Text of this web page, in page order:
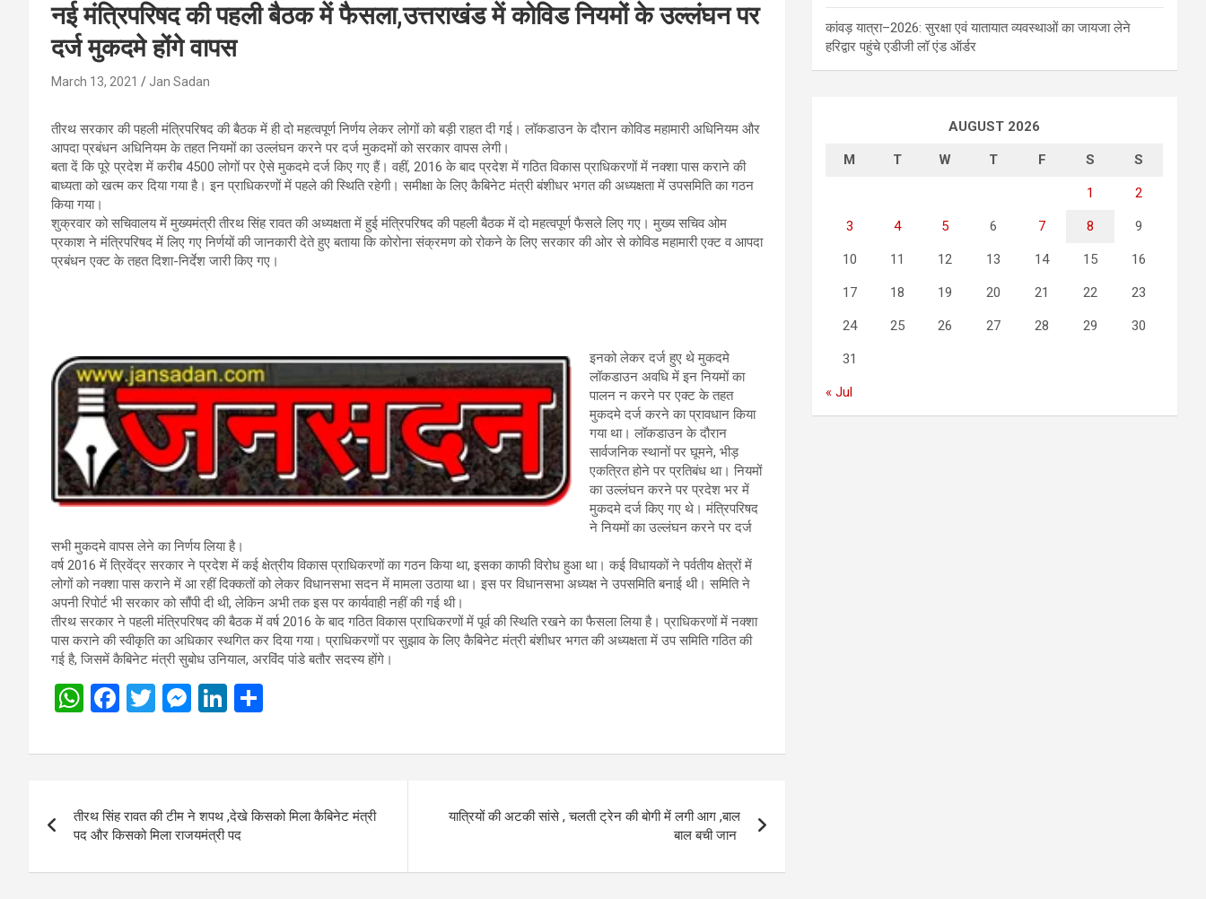
नई मंत्रिपरिषद की पहली बैठक में फैसला,उत्तराखंड में कोविड नियमों के उल्लंघन पर
दर्ज मुकदमे होंगे वापस
March 13, 2021 Jan Sadan
तीरथ सरकार की पहली मंत्रिपरिषद की बैठक में ही दो महत्वपूर्ण निर्णय लेकर लोगों को बड़ी राहत दी गई। लॉकडाउन के दौरान कोविड महामारी अधिनियम और
आपदा प्रबंधन अधिनियम के तहत नियमों का उल्लंघन करने पर दर्ज मुकदमों को सरकार वापस लेगी।
बता दें कि पूरे प्रदेश में करीब 4500 लोगों पर ऐसे मुकदमे दर्ज किए गए हैं। वहीं, 2016 के बाद प्रदेश में गठित विकास प्राधिकरणों में नक्शा पास कराने की
बाध्यता को खत्म कर दिया गया है। इन प्राधिकरणों में पहले की स्थिति रहेगी। समीक्षा के लिए कैबिनेट मंत्री बंशीधर भगत की अध्यक्षता में उपसमिति का गठन
किया गया।
शुक्रवार को सचिवालय में मुख्यमंत्री तीरथ सिंह रावत की अध्यक्षता में हुई मंत्रिपरिषद की पहली बैठक में दो महत्वपूर्ण फैसले लिए गए। मुख्य सचिव ओम
प्रकाश ने मंत्रिपरिषद में लिए गए निर्णयों की जानकारी देते हुए बताया कि कोरोना संक्रमण को रोकने के लिए सरकार की ओर से कोविड महामारी एक्ट व आपदा
प्रबंधन एक्ट के तहत दिशा-निर्देश जारी किए गए।
इनको लेकर दर्ज हुए थे मुकदमे
लॉकडाउन अवधि में इन नियमों का
पालन न करने पर एक्ट के तहत
मुकदमे दर्ज करने का प्रावधान किया
गया था। लॉकडाउन के दौरान
सार्वजनिक स्थानों पर घूमने, भीड़
एकत्रित होने पर प्रतिबंध था। नियमों
का उल्लंघन करने पर प्रदेश भर में
मुकदमे दर्ज किए गए थे। मंत्रिपरिषद
ने नियमों का उल्लंघन करने पर दर्ज
सभी मुकदमे वापस लेने का निर्णय लिया है।
वर्ष 2016 में त्रिवेंद्र सरकार ने प्रदेश में कई क्षेत्रीय विकास प्राधिकरणों का गठन किया था, इसका काफी विरोध हुआ था। कई विधायकों ने पर्वतीय क्षेत्रों में
लोगों को नक्शा पास कराने में आ रहीं दिक्कतों को लेकर विधानसभा सदन में मामला उठाया था। इस पर विधानसभा अध्यक्ष ने उपसमिति बनाई थी। समिति ने
अपनी रिपोर्ट भी सरकार को सौंपी दी थी, लेकिन अभी तक इस पर कार्यवाही नहीं की गई थी।
तीरथ सरकार ने पहली मंत्रिपरिषद की बैठक में वर्ष 2016 के बाद गठित विकास प्राधिकरणों में पूर्व की स्थिति रखने का फैसला लिया है। प्राधिकरणों में नक्शा
पास कराने की स्वीकृति का अधिकार स्थगित कर दिया गया। प्राधिकरणों पर सुझाव के लिए कैबिनेट मंत्री बंशीधर भगत की अध्यक्षता में उप समिति गठित की
गई है, जिसमें कैबिनेट मंत्री सुबोध उनियाल, अरविंद पांडे बतौर सदस्य होंगे।
W
at
A
p
p
F
ce
o
o
k
T
tt
M
se
g
er
Li
ke
n
ar
navigation
तीरथ सिंह रावत की टीम ने शपथ ,देखे किसको मिला कैबिनेट मंत्री
पद और किसको मिला राजयमंत्री पद
यात्रियों की अटकी सांसे , चलती ट्रेन की बोगी में लगी आग ,बाल
बाल बची जान
कांवड़ यात्रा–2026: सुरक्षा एवं यातायात व्यवस्थाओं का जायजा लेने
हरिद्वार पहुंचे एडीजी लॉ एंड ऑर्डर
AUGUST 2026
M T W T F S S
1 2
3 4 5 6 7 8 9
10 11 12 13 14 15 16
17 18 19 20 21 22 23
24 25 26 27 28 29 30
31
« Jul